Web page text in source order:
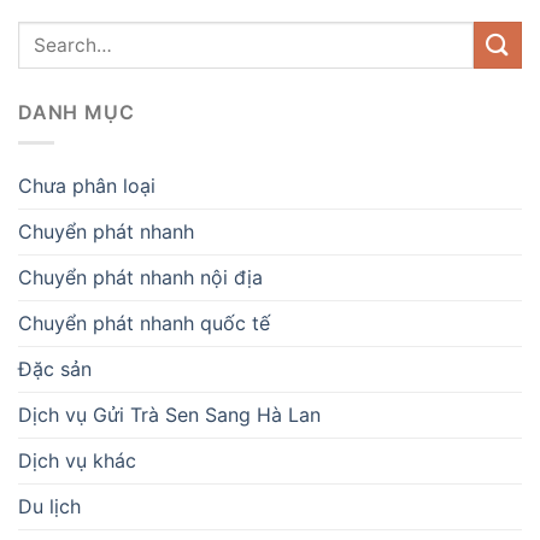
DANH MỤC
Chưa phân loại
Chuyển phát nhanh
Chuyển phát nhanh nội địa
Chuyển phát nhanh quốc tế
Đặc sản
Dịch vụ Gửi Trà Sen Sang Hà Lan
Dịch vụ khác
Du lịch